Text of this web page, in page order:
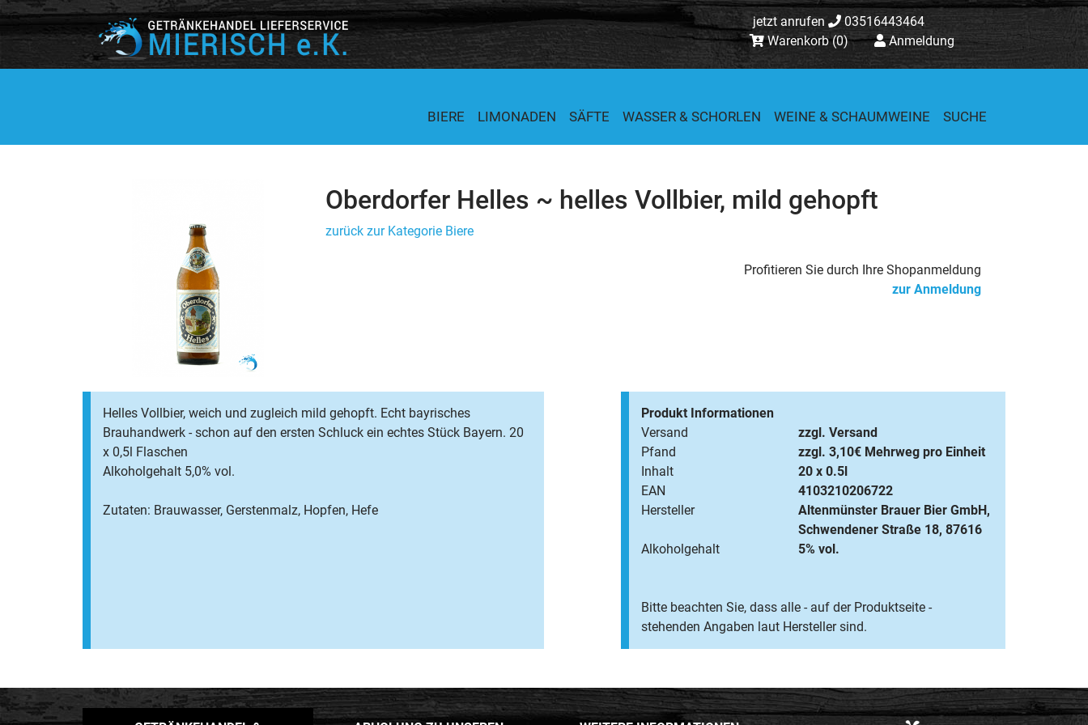
jetzt anrufen
03516443464
Warenkorb(0) Anmeldung
BIERE LIMONADEN SÄFTE WASSER & SCHORLEN WEINE & SCHAUMWEINE SUCHE
Oberdorfer Helles ~ helles Vollbier, mild gehopft
zurück zur Kategorie Biere
Profitieren Sie durch Ihre Shopanmeldung
zur Anmeldung
Helles Vollbier, weich und zugleich mild gehopft. Echt bayrisches
Brauhandwerk - schon auf den ersten Schluck ein echtes Stück Bayern. 20
x 0,5l Flaschen
Alkoholgehalt 5,0% vol.
Zutaten: Brauwasser, Gerstenmalz, Hopfen, Hefe
Produkt Informationen
Versand
zzgl. Versand
Pfand
zzgl. 3,10€ Mehrweg pro Einheit
Inhalt
20 x 0.5l
EAN
4103210206722
Hersteller
Altenmünster Brauer Bier GmbH,
Schwendener Straße 18, 87616
Alkoholgehalt
5% vol.
Bitte beachten Sie, dass alle - auf der Produktseite -
stehenden Angaben laut Hersteller sind.